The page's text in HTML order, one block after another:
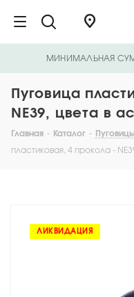
МИНИМАЛЬНАЯ
Пуговица
NE39, цвета в
Главная - Каталог - Пуговицы
пластиковая, 4 прокола -
ЛИКВИДАЦИЯ